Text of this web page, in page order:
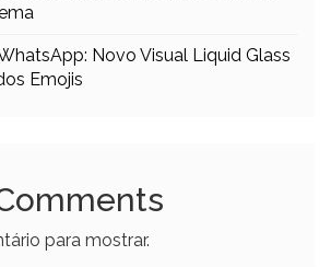
Novo Visual Liquid Glass
Emojis
para mostrar.